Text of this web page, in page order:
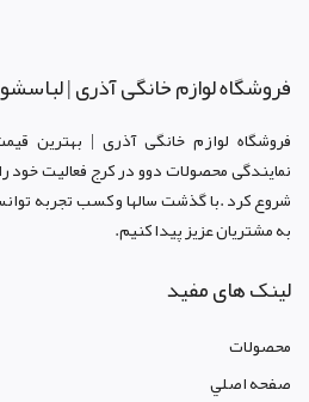
فروشگاه لوازم خانگی آذری |
فروشگاه لوازم خانگی آذری | بهترین
نمایندگی محصولات دوو در کرجفعالیت خود
شروع کرد .با گذشت سالها و کسب تجربه
به مشتریان عزیز پیدا کنیم.
لینک های مفید
محصولات
صفحه اصلي